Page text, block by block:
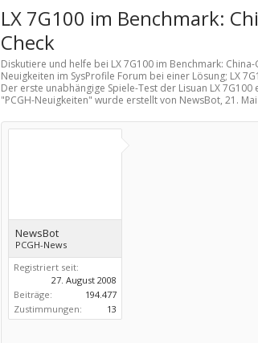
LX 7G100 im Benchmark:
Check
Diskutiere und helfe bei LX 7G100 im Benchmark:
Neuigkeiten im SysProfile Forum bei einer Lösung; LX
Der erste unabhängige Spiele-Test der Lisuan LX
"PCGH-Neuigkeiten" wurde erstellt von NewsBot, 21.
NewsBot
PCGH-News
Registriert seit:
27. August 2008
Beiträge:
194.477
Zustimmungen:
13